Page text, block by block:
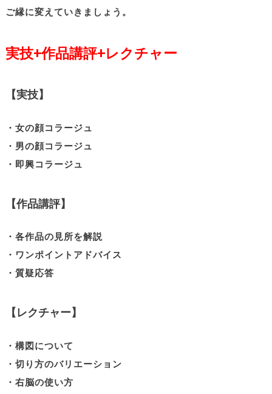
ご縁に変えていきましょう。
実技+作品講評+レクチャー
【実技】
・女の顔コラージュ
・男の顔コラージュ
・即興コラージュ
【作品講評】
・各作品の見所を解説
・ワンポイントアドバイス
・質疑応答
【レクチャー】
・構図について
・切り方のバリエーション
・右脳の使い方